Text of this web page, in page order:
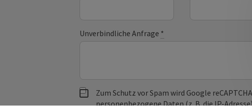
Unverbindliche Anfrage *
Zum Schutz vor Spam wird Google
personenbezogene Daten (z. B. die IP-